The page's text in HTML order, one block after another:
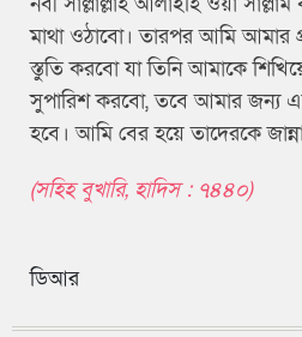
মাথা ওঠাবো। তারপর আমি আমার
স্তুতি করবো যা তিনি আমাকে
সুপারিশ করবো, তবে আমার জন্য
হবে। আমি বের হয়ে তাদেরকে
(সহিহ বুখারি, হাদিস : ৭৪৪০)
ডিআর